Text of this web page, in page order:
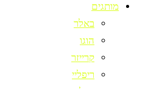
מותגים
באלר
הוגו
קרייזר
ריפליי